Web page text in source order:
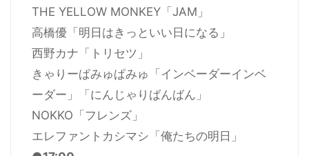
THE YELLOW MONKEY「JAM」
高橋優「明日はきっといい日になる」
西野カナ「トリセツ」
きゃりーぱみゅぱみゅ「インベーダーインベ
ーダー」「にんじゃりばんばん」
NOKKO「フレンズ」
エレファントカシマシ「俺たちの明日」